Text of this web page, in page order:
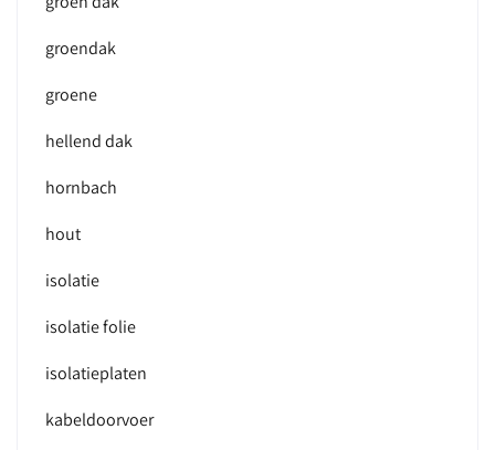
groendak
groene
hellend dak
hornbach
hout
isolatie
isolatie folie
isolatieplaten
kabeldoorvoer